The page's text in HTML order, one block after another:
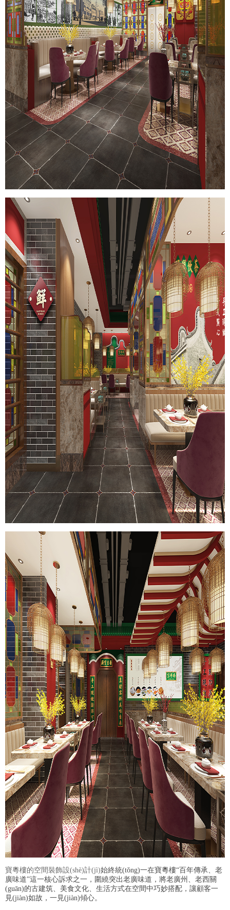
寶粵樓的空間裝飾設(shè)計(jì)始終統(tǒng)一在寶粵樓“百年傳承、老
廣味道”這一核心訴求之一，圍繞突出老廣味道，將老廣州、老西關
(guān)的古建筑、美食文化、生活方式在空間中巧妙搭配，讓顧客一
見(jiàn)如故，一見(jiàn)傾心。